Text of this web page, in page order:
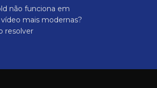
não funciona em
mais modernas?
resolver